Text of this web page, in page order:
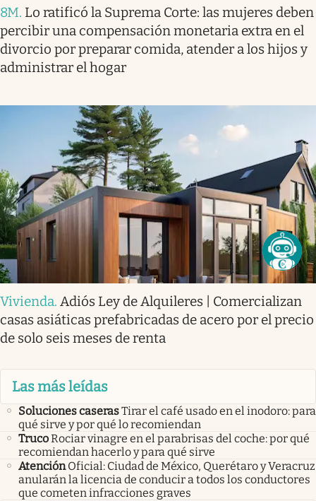
8M. Lo ratificó la Suprema Corte: las mujeres deben
percibir una compensación monetaria extra en el
divorcio por preparar comida, atender a los hijos y
administrar el hogar
Vivienda. Adiós Ley de Alquileres | Comercializan
casas asiáticas prefabricadas de acero por el precio
de solo seis meses de renta
Las más leídas
Soluciones caserasTirar el café usado en el inodoro: para
qué sirve y por qué lo recomiendan
TrucoRociar vinagre en el parabrisas del coche: por qué
recomiendan hacerlo y para qué sirve
Atención Oficial: Ciudad de México, Querétaro y Veracruz
anularán la licencia de conducir a todos los conductores
que cometen infracciones graves